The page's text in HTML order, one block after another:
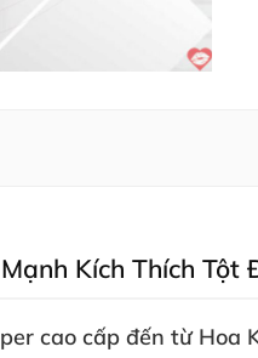
Kích Thích Tột
cao cấp đến từ Hoa